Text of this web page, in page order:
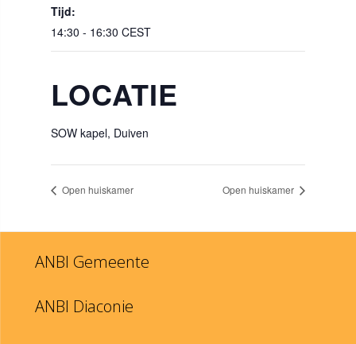
Tijd:
14:30 - 16:30 CEST
LOCATIE
SOW kapel, Duiven
Open huiskamer Open huiskamer
ANBI Gemeente
ANBI Diaconie